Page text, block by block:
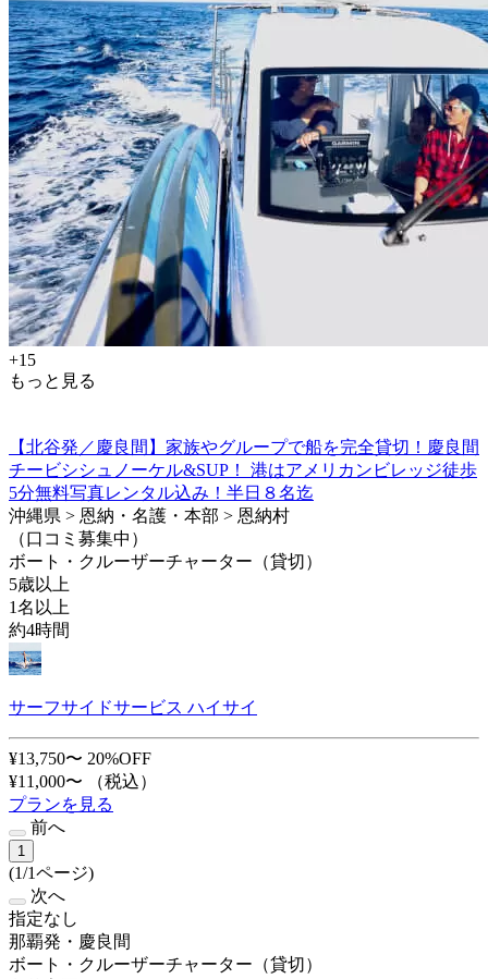
+15
もっと見る
【北谷発／慶良間】家族やグループで船を完全貸切！慶良間
チービシシュノーケル&SUP！ 港はアメリカンビレッジ徒歩
5分無料写真レンタル込み！半日８名迄
沖縄県 > 恩納・名護・本部 > 恩納村
（口コミ募集中）
ボート・クルーザーチャーター（貸切）
5歳以上
1名以上
約4時間
サーフサイドサービス ハイサイ
¥13,750〜 20%OFF
¥11,000〜
（税込）
プランを見る
前へ
1
(1/1ページ)
次へ
指定なし
那覇発・慶良間
ボート・クルーザーチャーター（貸切）